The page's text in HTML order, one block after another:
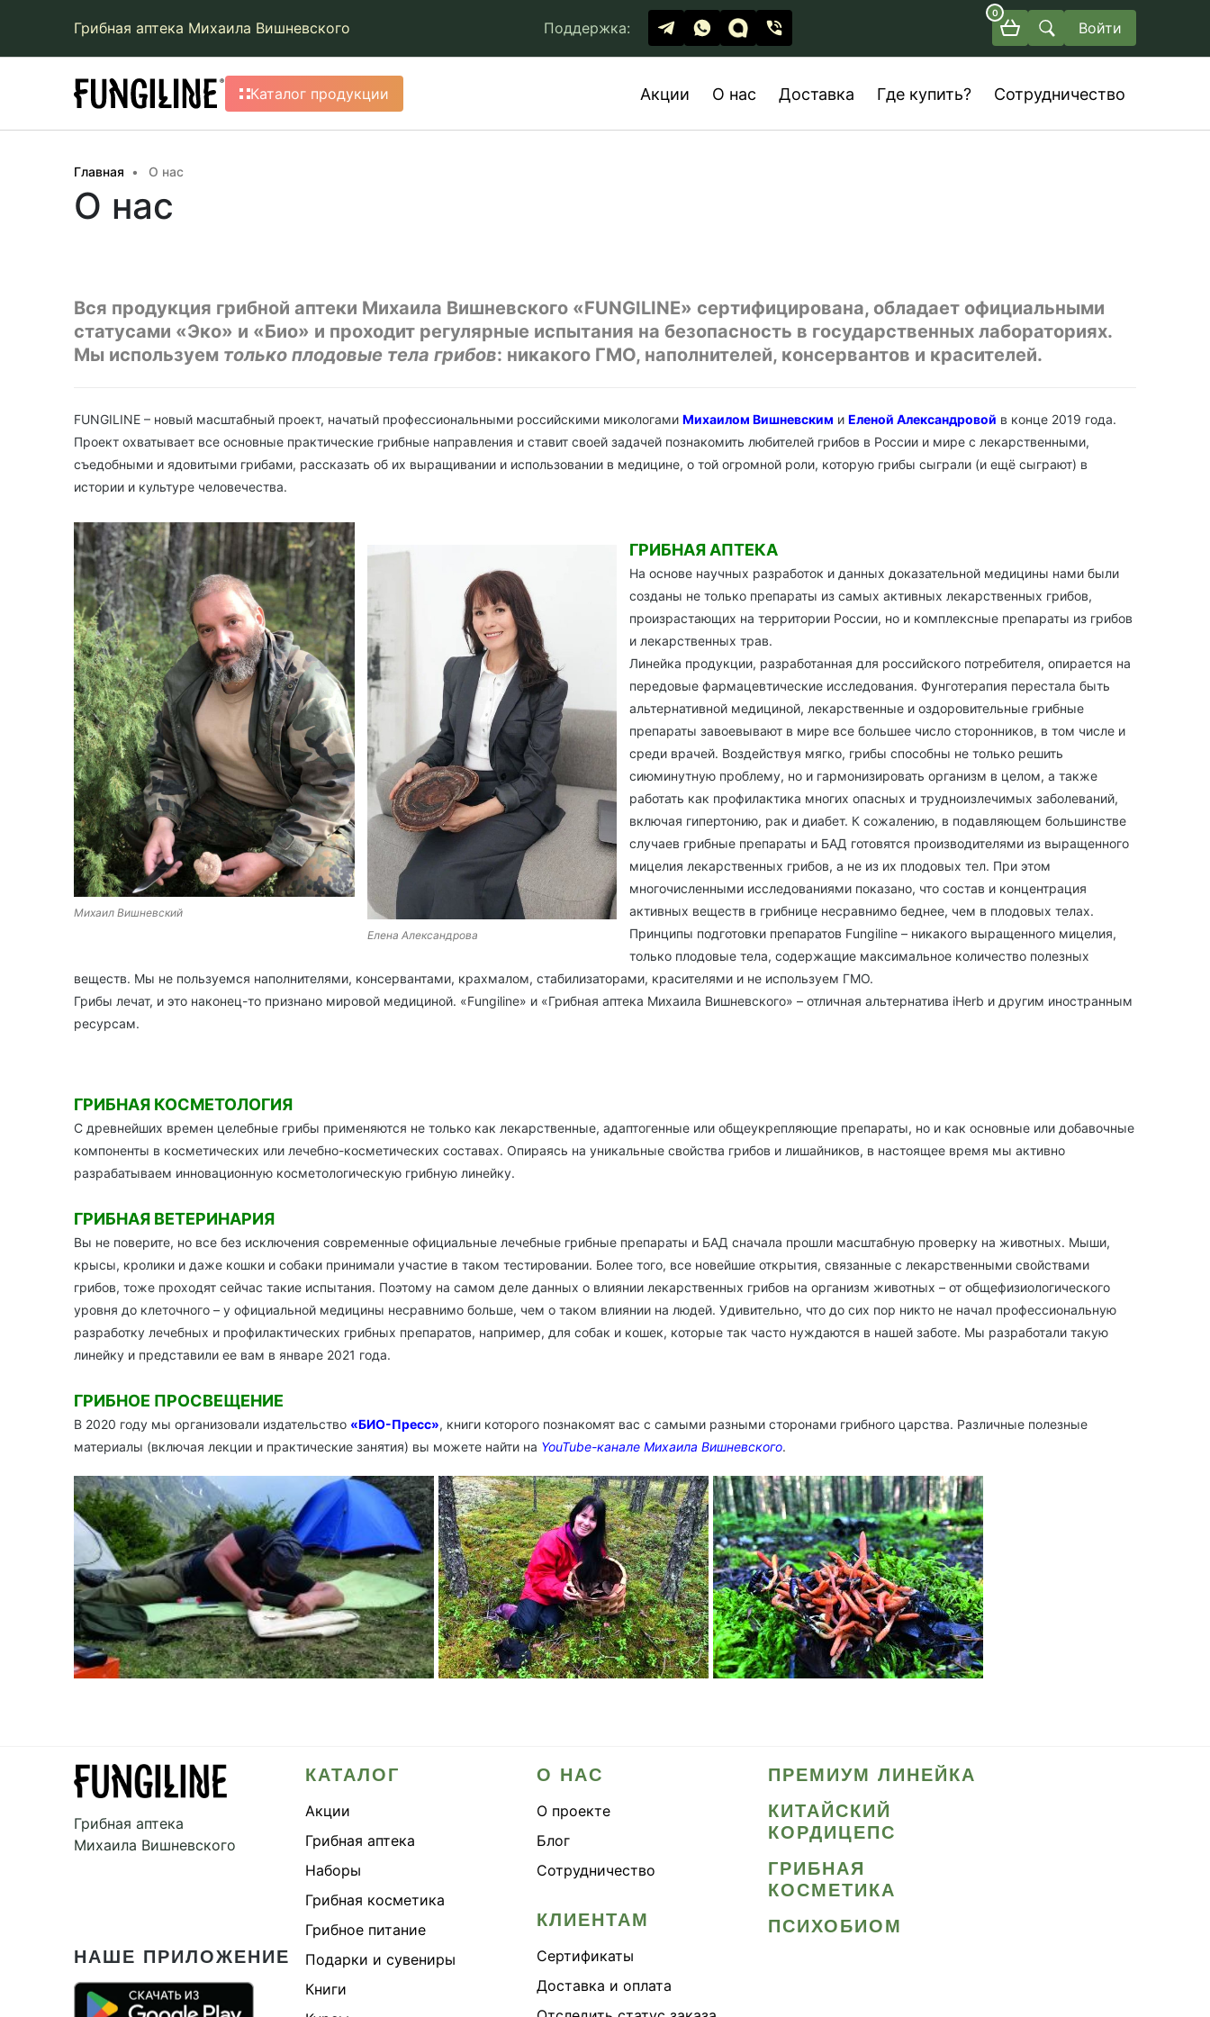
Грибная аптека Михаила Вишневского Поддержка:
0
Войти
Каталог продукции Акции О нас Доставка Где купить? Сотрудничество
Главная О нас
О нас
Вся продукция грибной аптеки Михаила Вишневского «FUNGILINE» сертифицирована, обладает официальными
статусами «Эко» и «Био» и проходит регулярные испытания на безопасность в государственных лабораториях.
Мы используем только плодовые тела грибов: никакого ГМО, наполнителей, консервантов и красителей.
FUNGILINE – новый масштабный проект, начатый профессиональными российскими микологами Михаилом Вишневским и Еленой Александровой в конце 2019 года.
Проект охватывает все основные практические грибные направления и ставит своей задачей познакомить любителей грибов в России и мире с лекарственными,
съедобными и ядовитыми грибами, рассказать об их выращивании и использовании в медицине, о той огромной роли, которую грибы сыграли (и ещё сыграют) в
истории и культуре человечества.
Михаил Вишневский
Елена Александрова
ГРИБНАЯ АПТЕКА
На основе научных разработок и данных доказательной медицины нами были
созданы не только препараты из самых активных лекарственных грибов,
произрастающих на территории России, но и комплексные препараты из грибов
и лекарственных трав.
Линейка продукции, разработанная для российского потребителя, опирается на
передовые фармацевтические исследования. Фунготерапия перестала быть
альтернативной медициной, лекарственные и оздоровительные грибные
препараты завоевывают в мире все большее число сторонников, в том числе и
среди врачей. Воздействуя мягко, грибы способны не только решить
сиюминутную проблему, но и гармонизировать организм в целом, а также
работать как профилактика многих опасных и трудноизлечимых заболеваний,
включая гипертонию, рак и диабет. К сожалению, в подавляющем большинстве
случаев грибные препараты и БАД готовятся производителями из выращенного
мицелия лекарственных грибов, а не из их плодовых тел. При этом
многочисленными исследованиями показано, что состав и концентрация
активных веществ в грибнице несравнимо беднее, чем в плодовых телах.
Принципы подготовки препаратов Fungiline – никакого выращенного мицелия,
только плодовые тела, содержащие максимальное количество полезных
веществ. Мы не пользуемся наполнителями, консервантами, крахмалом, стабилизаторами, красителями и не используем ГМО.
Грибы лечат, и это наконец-то признано мировой медициной. «Fungiline» и «Грибная аптека Михаила Вишневского» – отличная альтернатива iHerb и другим иностранным
ресурсам.
ГРИБНАЯ КОСМЕТОЛОГИЯ
С древнейших времен целебные грибы применяются не только как лекарственные, адаптогенные или общеукрепляющие препараты, но и как основные или добавочные
компоненты в косметических или лечебно-косметических составах. Опираясь на уникальные свойства грибов и лишайников, в настоящее время мы активно
разрабатываем инновационную косметологическую грибную линейку.
ГРИБНАЯ ВЕТЕРИНАРИЯ
Вы не поверите, но все без исключения современные официальные лечебные грибные препараты и БАД сначала прошли масштабную проверку на животных. Мыши,
крысы, кролики и даже кошки и собаки принимали участие в таком тестировании. Более того, все новейшие открытия, связанные с лекарственными свойствами
грибов, тоже проходят сейчас такие испытания. Поэтому на самом деле данных о влиянии лекарственных грибов на организм животных – от общефизиологического
уровня до клеточного – у официальной медицины несравнимо больше, чем о таком влиянии на людей. Удивительно, что до сих пор никто не начал профессиональную
разработку лечебных и профилактических грибных препаратов, например, для собак и кошек, которые так часто нуждаются в нашей заботе. Мы разработали такую
линейку и представили ее вам в январе 2021 года.
ГРИБНОЕ ПРОСВЕЩЕНИЕ
В 2020 году мы организовали издательство «БИО-Пресс», книги которого познакомят вас с самыми разными сторонами грибного царства. Различные полезные
материалы (включая лекции и практические занятия) вы можете найти на YouTube-канале Михаила Вишневского.
Грибная аптека
Михаила Вишневского
НАШЕ ПРИЛОЖЕНИЕ
КАТАЛОГ
Акции
Грибная аптека
Наборы
Грибная косметика
Грибное питание
Подарки и сувениры
Книги
О НАС
О проекте
Блог
Сотрудничество
КЛИЕНТАМ
Сертификаты
Доставка и оплата
ПРЕМИУМ ЛИНЕЙКА
КИТАЙСКИЙ
КОРДИЦЕПС
ГРИБНАЯ
КОСМЕТИКА
ПСИХОБИОМ